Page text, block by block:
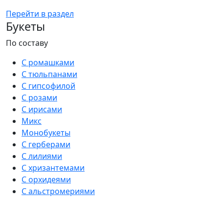
Перейти в раздел
Букеты
По составу
С ромашками
С тюльпанами
С гипсофилой
С розами
С ирисами
Микс
Монобукеты
С герберами
С лилиями
С хризантемами
С орхидеями
С альстромериями